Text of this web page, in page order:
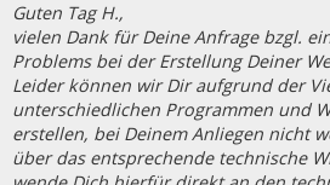
Guten Tag H.,
vielen Dank für Deine Anfrage bzgl.
Problems bei der Erstellung Deiner
Leider können wir Dir aufgrund der
unterschiedlichen Programmen und
erstellen, bei Deinem Anliegen nicht
über das entsprechende technische